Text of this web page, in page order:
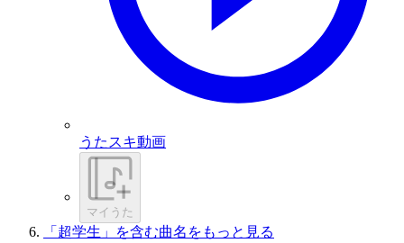
うたスキ動画
マイうた
「超学生」を含む曲名をもっと見る